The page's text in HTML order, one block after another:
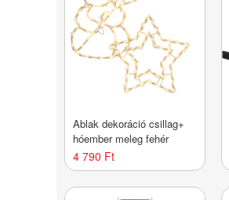
Ablak dekoráció csillag+
hóember meleg fehér
4 790 Ft